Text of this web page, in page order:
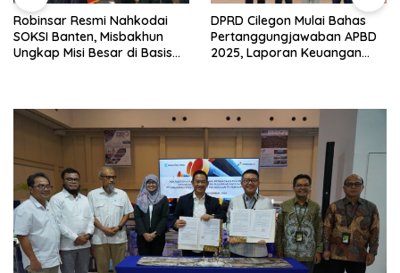
Robinsar Resmi Nahkodai
SOKSI Banten, Misbakhun
Ungkap Misi Besar di Basis
DPRD Cilegon Mulai Bahas
Pertanggungjawaban APBD
2025, Laporan Keuangan